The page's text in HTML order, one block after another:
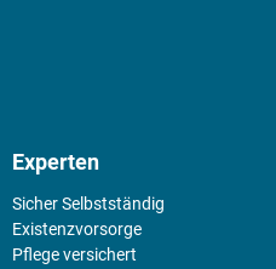
Experten
Sicher Selbstständig
Existenz­vorsorge
Pflege versichert